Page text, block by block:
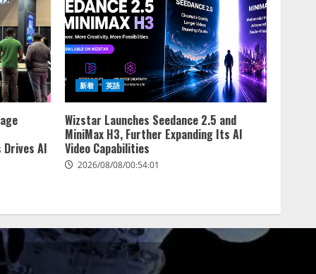
AI
新着 英語
Wizstar Launches Seedance 2.5 and
MiniMax H3, Further Expanding Its AI
Video Capabilities
2026/08/08/00:54:01